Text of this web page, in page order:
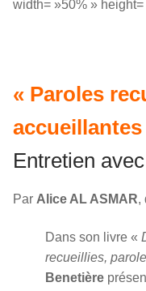
width= »50% » height=
« Paroles
accueillantes
Entretien avec
Par Alice AL ASMAR,
Dans son livre «
recueillies,
Benetière